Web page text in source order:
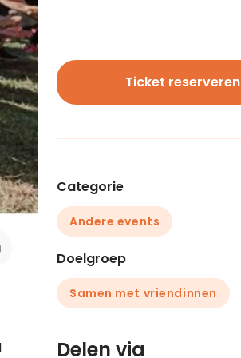
chef
Ticket reserveren
Categorie
Andere events
Doelgroep
Samen met vriendinnen
Delen via